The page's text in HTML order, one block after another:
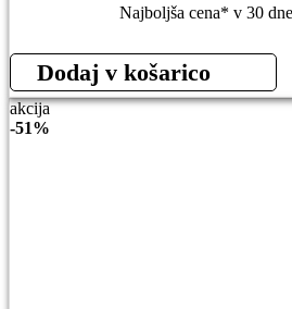
je
bila:
Najboljša cena* v 30
Dodaj v košarico
akcija
-51%